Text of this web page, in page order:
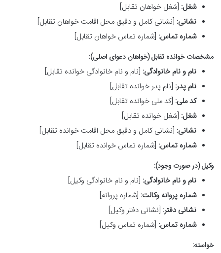
شغل: [شغل خواهان تقابل]
نشانی: [نشانی کامل و دقیق محل اقامت خواهان تقابل]
شماره تماس: [شماره تماس خواهان تقابل]
مشخصات خوانده تقابل (خواهان دعوای اصلی):
نام و نام خانوادگی: [نام و نام خانوادگی خوانده تقابل]
نام پدر: [نام پدر خوانده تقابل]
کد ملی: [کد ملی خوانده تقابل]
شغل: [شغل خوانده تقابل]
نشانی: [نشانی کامل و دقیق محل اقامت خوانده تقابل]
شماره تماس: [شماره تماس خوانده تقابل]
وکیل (در صورت وجود):
نام و نام خانوادگی: [نام و نام خانوادگی وکیل]
شماره پروانه وکالت: [شماره پروانه]
نشانی دفتر: [نشانی دفتر وکیل]
شماره تماس: [شماره تماس وکیل]
خواسته: